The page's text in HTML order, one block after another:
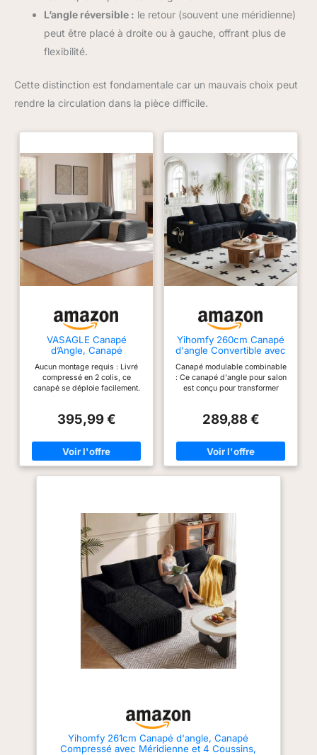
L’angle réversible : le retour (souvent une méridienne)
peut être placé à droite ou à gauche, offrant plus de
flexibilité.
Cette distinction est fondamentale car un mauvais choix peut
rendre la circulation dans la pièce difficile.
VASAGLE Canapé
d’Angle, Canapé
Compressé en Colis,
sans Montage, avec
Grande Méridienne à
Chambre d’Amis, Gris
Ardoise LCS184GN01
Aucun montage requis : Livré
compressé en 2 colis, ce
canapé se déploie facilement.
sa forme en 72 heures, puis
confort chez vous Grande
profondeur : Ce canapé offre
une méridienne plus profonde
s’allonger et à se relaxer pour
une pause bien-être Modulable
: Ce canapé en L s’adapte
facilement : canapé droit,
d’angle ou même canapé-lit.
Idéal pour les soirées cinéma,
les moments de détente, les
sessions de jeu ou les
retrouvailles en famille Doux et
stable : Revêtu d’un velours
côtelé douillet, ce canapé
diffuse une chaleur irrésistible.
Sa mousse haute densité
associée à son système de
ressorts offre un soutien
salon, un appartement, une
d’amis, là où se partagent rires
et moments passés ensemble
395,99 €
Yihomfy 260cm Canapé
d'angle Convertible avec
Porte-Gobelets, Canapé
Modulable avec Grande
Méridienne,Canapé 3
Salon,Canapé
Compressé,Noir
Canapé modulable combinable
: Ce canapé d'angle pour salon
est conçu pour transformer
canapé innovant se compose de
permettant de réorganiser et de
personnaliser facilement la
configuration selon vos besoins
toutes les occasions, ce qui en
fait un ajout pratique et élégant
à votre intérieur. Tissu velours
côtelé haut de gamme : Revêtu
d'un velours côtelé doux et
brossé de haute qualité, ce
canape 3 places offre une
texture unique et accueillante, à
la fois durable et résistante. Le
tissu robuste résiste à l'usure
quotidienne, garantissant ainsi
que la couleur riche et le
toucher moelleux restent
éclatants et comme neufs
pendant des années, ajoutant
convertible,profitez d'un confort
grâce à notre garnissage de
pointe. Chaque assise combine
289,88 €
Yihomfy 261cm Canapé d'angle, Canapé
Compressé avec Méridienne et 4 Coussins,